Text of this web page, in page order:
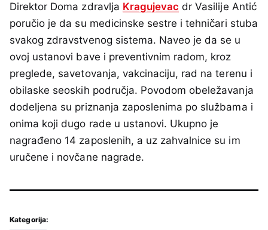
Direktor Doma zdravlja Kragujevac dr Vasilije Antić
poručio je da su medicinske sestre i tehničari stuba
svakog zdravstvenog sistema. Naveo je da se u
ovoj ustanovi bave i preventivnim radom, kroz
preglede, savetovanja, vakcinaciju, rad na terenu i
obilaske seoskih područja. Povodom obeležavanja
dodeljena su priznanja zaposlenima po službama i
onima koji dugo rade u ustanovi. Ukupno je
nagrađeno 14 zaposlenih, a uz zahvalnice su im
uručene i novčane nagrade.
Kategorija: